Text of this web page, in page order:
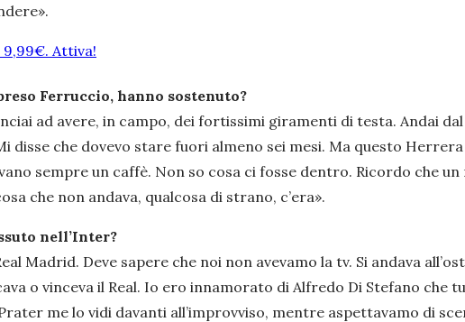
9,99€. Attiva!
Ferruccio, hanno sostenuto?
ad avere, in campo, dei fortissimi giramenti di testa. Andai
disse che dovevo stare fuori almeno sei mesi. Ma questo
sempre un caffè. Non so cosa ci fosse dentro. Ricordo che
che non andava, qualcosa di strano, c’era».
nell’Inter?
Madrid. Deve sapere che noi non avevamo la tv. Si andava
o vinceva il Real. Io ero innamorato di Alfredo Di Stefano che
me lo vidi davanti all’improvviso, mentre aspettavamo di